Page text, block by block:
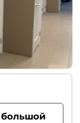
большой